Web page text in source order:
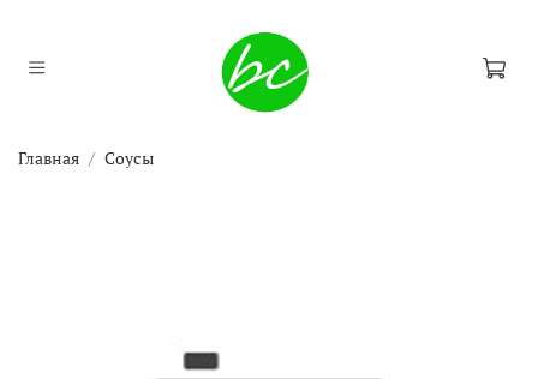
Главная Соусы